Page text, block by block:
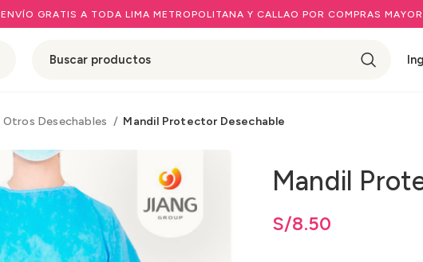
ENVÍO GRATIS A TODA LIMA METROPOLITANA Y CALLAO POR COMPRAS
Otros Desechables Mandil Protector Desechable
Mandil
S/8.50